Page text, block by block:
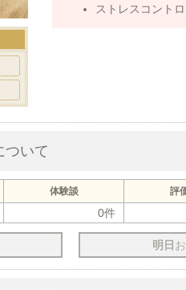
ストレスコント
ついて
体験談 評
0件
明日